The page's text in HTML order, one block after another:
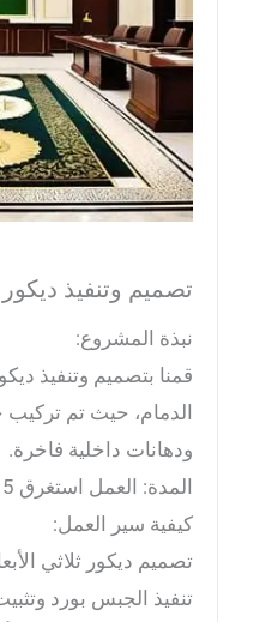
تصميم وتنفيذ
نبذة المشروع:
قمنا بتصميم وتنفيذ
الدمام، حيث تم
ودهانات داخلية فاخرة.
المدة: العمل استغرق 5 أيام.
كيفية سير العمل:
تصميم ديكور ثلاثي
تنفيذ الجبس بورد